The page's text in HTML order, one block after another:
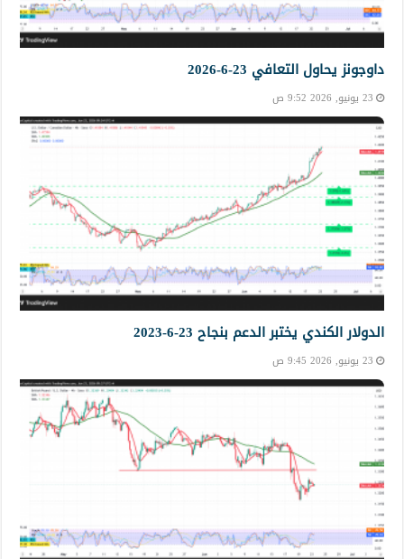
داوجونز يحاول التعافي 23-6-2026
23 يونيو, 2026 9:52 ص
الدولار الكندي يختبر الدعم بنجاح 23-6-2023
23 يونيو, 2026 9:45 ص